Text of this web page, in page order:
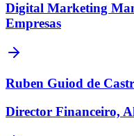
Digital Marketing
Empresas
Ruben Guiod de
Director Financeiro,